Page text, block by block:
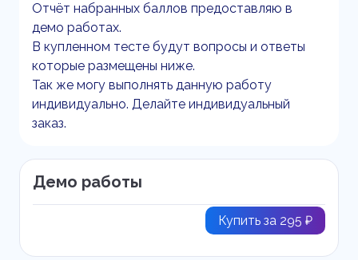
Отчёт набранных баллов предоставляю в
демо работах.
В купленном тесте будут вопросы и ответы
которые размещены ниже.
Так же могу выполнять данную работу
индивидуально. Делайте индивидуальный
заказ.
Демо работы
Купить за 295 ₽